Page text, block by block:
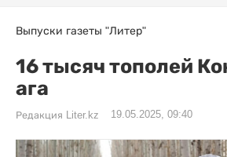
Выпуски газеты "Литер"
16 тысяч тополей
ага
Редакция Liter.kz 19.05.2025, 09:40